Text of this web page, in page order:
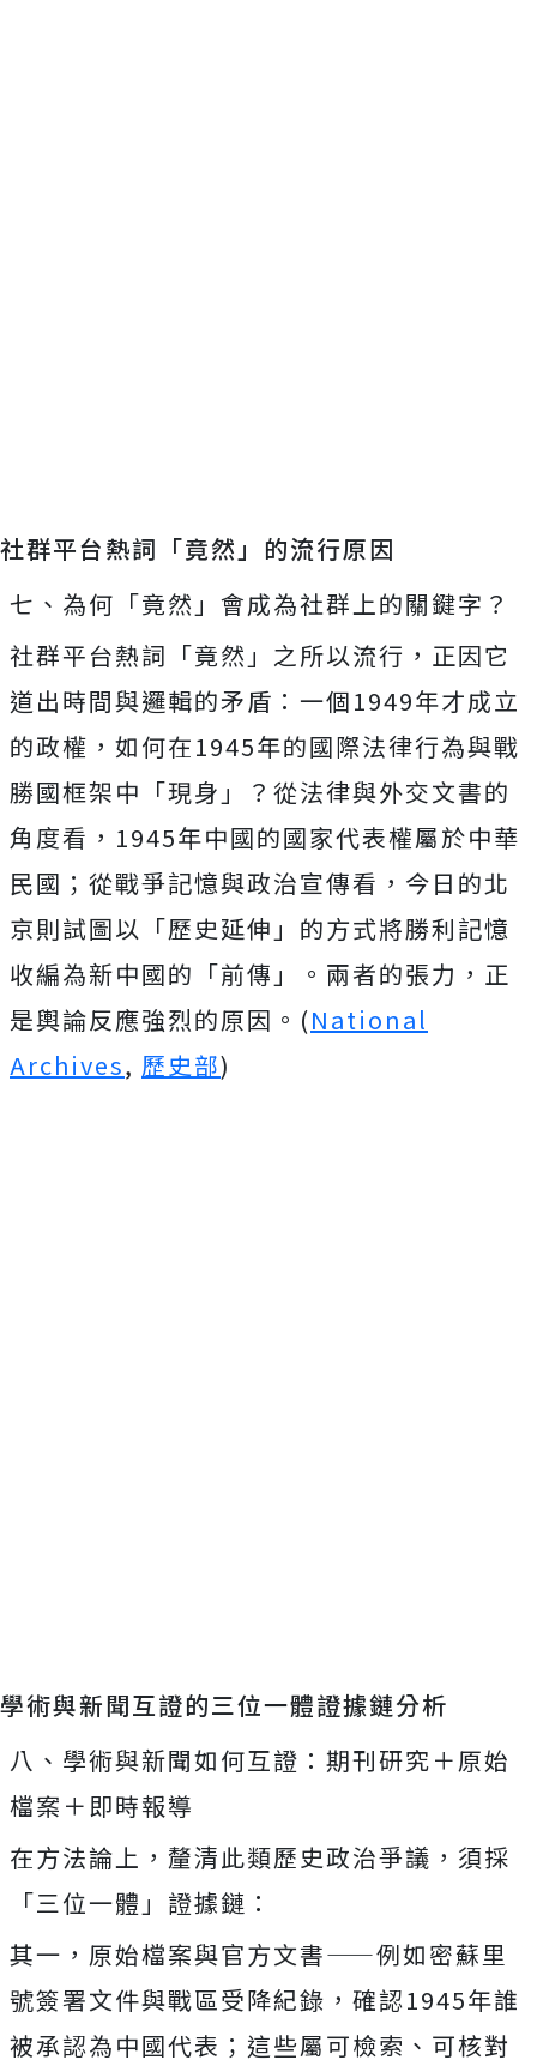
社群平台熱詞「竟然」的流行原因
七、為何「竟然」會成為社群上的關鍵字？
社群平台熱詞「竟然」之所以流行，正因它
道出時間與邏輯的矛盾：一個1949年才成立
的政權，如何在1945年的國際法律行為與戰
勝國框架中「現身」？從法律與外交文書的
角度看，1945年中國的國家代表權屬於中華
民國；從戰爭記憶與政治宣傳看，今日的北
京則試圖以「歷史延伸」的方式將勝利記憶
收編為新中國的「前傳」。兩者的張力，正
是輿論反應強烈的原因。(National
Archives, 歷史部)
學術與新聞互證的三位一體證據鏈分析
八、學術與新聞如何互證：期刊研究＋原始
檔案＋即時報導
在方法論上，釐清此類歷史政治爭議，須採
「三位一體」證據鏈：
其一，原始檔案與官方文書——例如密蘇里
號簽署文件與戰區受降紀錄，確認1945年誰
被承認為中國代表；這些屬可檢索、可核對